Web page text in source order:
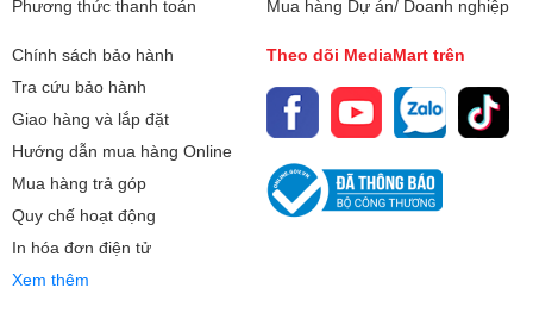
Phương thức thanh toán
Mua hàng Dự án/ Doanh nghiệp
Chính sách bảo hành
Tra cứu bảo hành
Giao hàng và lắp đặt
Hướng dẫn mua hàng Online
Mua hàng trả góp
Quy chế hoạt động
In hóa đơn điện tử
Xem thêm
Theo dõi MediaMart trên